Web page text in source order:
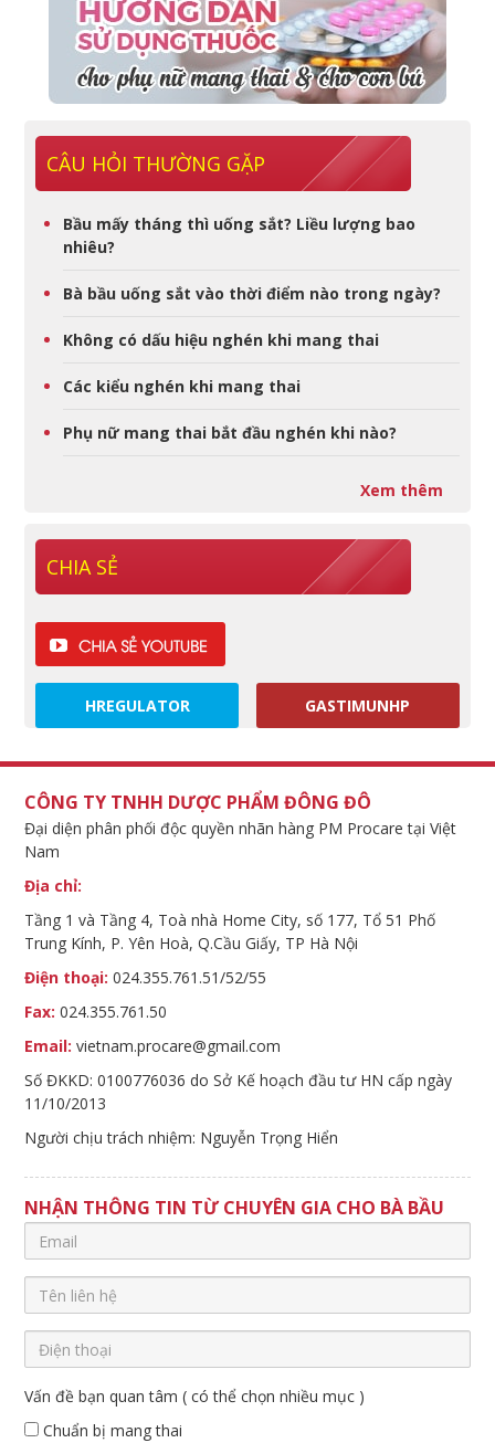
CÂU HỎI THƯỜNG GẶP
Bầu mấy tháng thì uống sắt? Liều lượng bao
nhiêu?
Bà bầu uống sắt vào thời điểm nào trong ngày?
Không có dấu hiệu nghén khi mang thai
Các kiểu nghén khi mang thai
Phụ nữ mang thai bắt đầu nghén khi nào?
Xem thêm
CHIA SẺ
HREGULATOR GASTIMUNHP
CÔNG TY TNHH DƯỢC PHẨM ĐÔNG ĐÔ
Đại diện phân phối độc quyền nhãn hàng PM Procare tại Việt
Nam
Địa chỉ:
Tầng 1 và Tầng 4, Toà nhà Home City, số 177, Tổ 51 Phố
Trung Kính, P. Yên Hoà, Q.Cầu Giấy, TP Hà Nội
Điện thoại: 024.355.761.51/52/55
Fax: 024.355.761.50
Email: vietnam.procare@gmail.com
Số ĐKKD: 0100776036 do Sở Kế hoạch đầu tư HN cấp ngày
11/10/2013
Người chịu trách nhiệm: Nguyễn Trọng Hiển
NHẬN THÔNG TIN TỪ CHUYÊN GIA CHO BÀ BẦU
Vấn đề bạn quan tâm ( có thể chọn nhiều mục )
Chuẩn bị mang thai